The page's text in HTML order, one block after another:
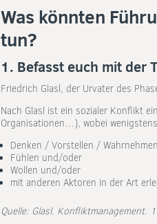
Was könnten
tun?
1. Befasst euch mit der
Friedrich Glasl, der Urvater des
Nach Glasl ist ein sozialer Konflikt
Organisationen…), wobei
Denken / Vorstellen /
Fühlen und/oder
Wollen und/oder
mit anderen Aktoren in der Art
Quelle: Glasl. Konfliktmanagement.